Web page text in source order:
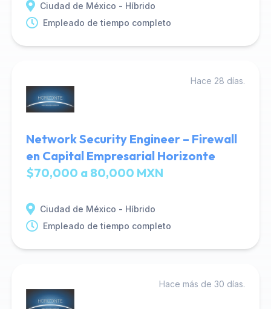
Ciudad de México - Híbrido
Empleado de tiempo completo
Hace 28 días.
Network Security Engineer – Firewall
en Capital Empresarial Horizonte
$70,000 a 80,000 MXN
Ciudad de México - Híbrido
Empleado de tiempo completo
Hace más de 30 días.